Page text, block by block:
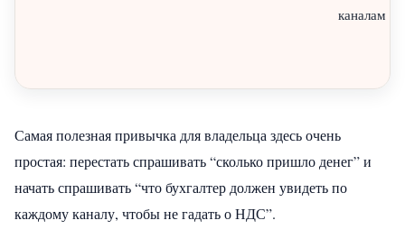
каналам
Самая полезная привычка для владельца здесь очень
простая: перестать спрашивать “сколько пришло денег” и
начать спрашивать “что бухгалтер должен увидеть по
каждому каналу, чтобы не гадать о НДС”.